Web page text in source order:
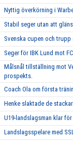
Nyttig överkörning i
Stabil seger utan att
Svenska cupen och trupp
Seger för IBK Lund mot
Målsnål tillställning mot
prospekts.
Coach Ola om första
Henke slaktade de
U19-landslagsman klar för
Landslagsspelare med